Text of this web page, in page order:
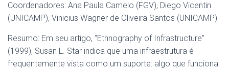
Coordenadores: Ana Paula Camelo (FGV), Diego Vicentin
(UNICAMP), Vinicius Wagner de Oliveira Santos (UNICAMP)
Resumo: Em seu artigo, “Ethnography of Infrastructure”
(1999), Susan L. Star indica que uma infraestrutura é
frequentemente vista como um suporte: algo que funciona